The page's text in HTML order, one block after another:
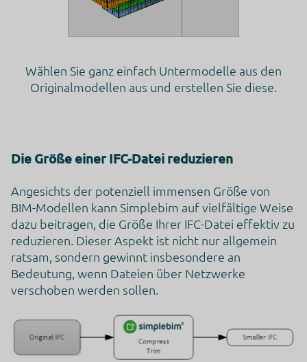
Wählen Sie ganz einfach Untermodelle aus den
Originalmodellen aus und erstellen Sie diese.
Die Größe einer IFC-Datei reduzieren
Angesichts der potenziell immensen Größe von
BIM-Modellen kann Simplebim auf vielfältige Weise
dazu beitragen, die Größe Ihrer IFC-Datei effektiv zu
reduzieren. Dieser Aspekt ist nicht nur allgemein
ratsam, sondern gewinnt insbesondere an
Bedeutung, wenn Dateien über Netzwerke
verschoben werden sollen.